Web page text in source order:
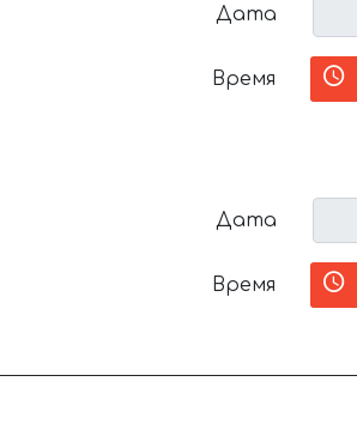
Дата
Время
Дата
Время